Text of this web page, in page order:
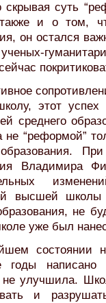
скрывая суть
и о том,
он остался
этот успех
среднего
не “реформой”
Владимира
высшей
не
уже был
состоянии
годы написано
улучшила.
и